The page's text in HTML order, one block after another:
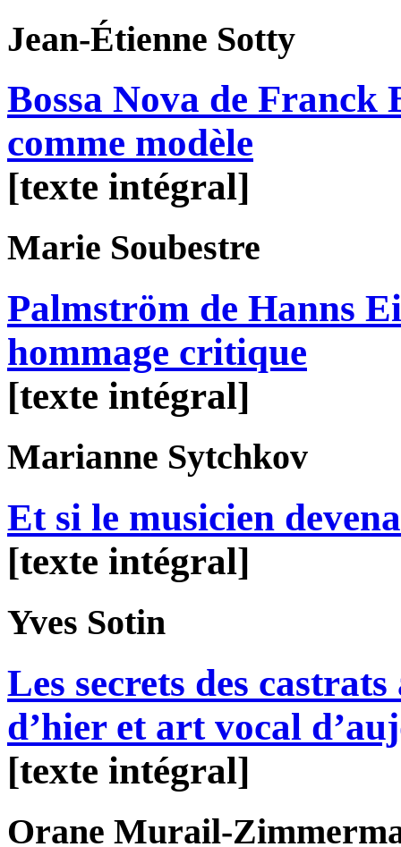
Jean-Étienne Sotty
Bossa Nova de Franck
comme modèle
[texte intégral]
Marie Soubestre
Palmström de Hanns
hommage critique
[texte intégral]
Marianne Sytchkov
Et si le musicien
[texte intégral]
Yves Sotin
Les secrets des
d’hier et art vocal
[texte intégral]
Orane Murail-